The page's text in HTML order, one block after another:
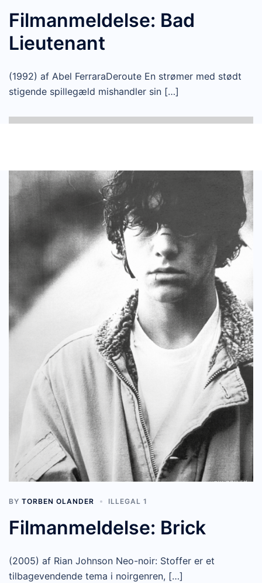
Filmanmeldelse: Bad
Lieutenant
(1992) af Abel FerraraDeroute En strømer med stødt
stigende spillegæld mishandler sin […]
BY TORBEN OLANDER ILLEGAL 1
Filmanmeldelse: Brick
(2005) af Rian Johnson Neo-noir: Stoffer er et
tilbagevendende tema i noirgenren, […]